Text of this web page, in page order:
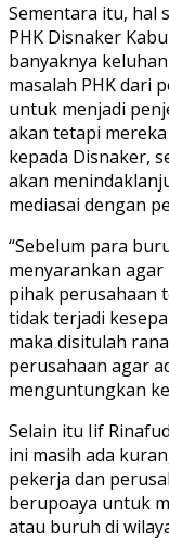
Sementara itu, hal
PHK Disnaker
banyaknya
masalah PHK dari
untuk menjadi
akan tetapi
kepada Disnaker,
akan
mediasai dengan
“Sebelum para
menyarankan
pihak perusahaan
tidak terjadi
maka disitulah
perusahaan agar
menguntungkan
Selain itu Iif
ini masih ada
pekerja dan
berupoaya untuk
atau buruh di